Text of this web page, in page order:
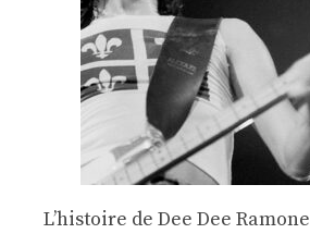
Lʼhistoire de Dee Dee Ramone